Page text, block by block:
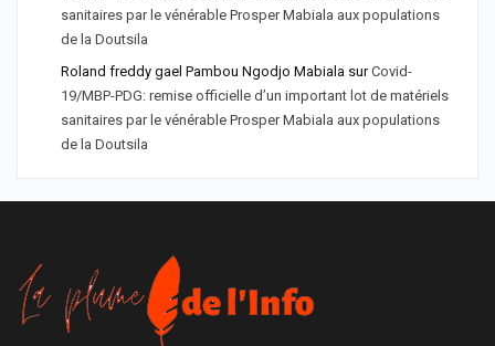
sanitaires par le vénérable Prosper Mabiala aux populations
de la Doutsila
Roland freddy gael Pambou Ngodjo Mabiala surCovid-
19/MBP-PDG: remise officielle d’un important lot de matériels
sanitaires par le vénérable Prosper Mabiala aux populations
de la Doutsila